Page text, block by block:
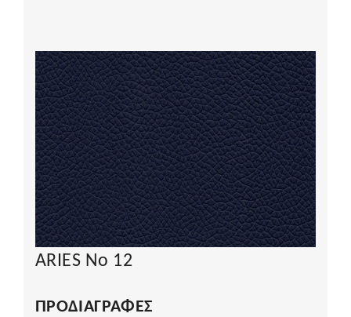
ARIES No 12
ΠΡΟΔΙΑΓΡΑΦΈΣ